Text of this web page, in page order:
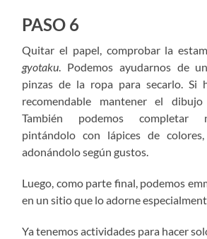
PASO 6
Quitar el papel, comprobar la
gyotaku. Podemos ayudarnos de
pinzas de la ropa para secarlo. Si
recomendable mantener el dibujo
También podemos completar
pintándolo con lápices de
adonándolo según gustos.
Luego, como parte final, podemos
en un sitio que lo adorne
Ya tenemos actividades para hacer